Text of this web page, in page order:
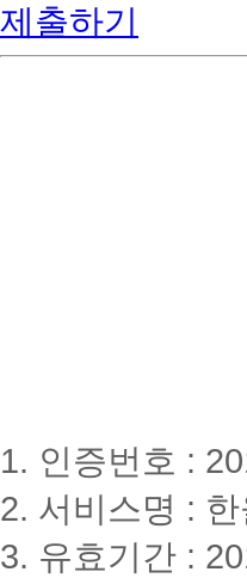
제출하기
1. 인증번호 :
2. 서비스명 :
3. 유효기간 :